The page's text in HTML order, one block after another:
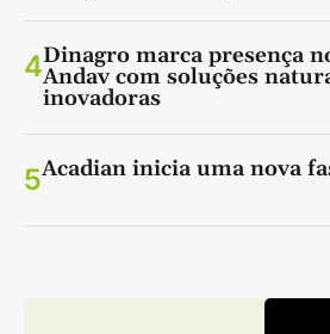
4Dinagro marca presença
Andav com soluções
inovadoras
5Acadian inicia uma nova